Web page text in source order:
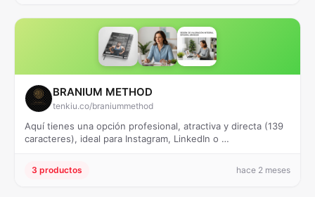
BRANIUM METHOD
tenkiu.co/braniummethod
Aquí tienes una opción profesional, atractiva y directa (139
caracteres), ideal para Instagram, LinkedIn o …
3 productos hace 2 meses